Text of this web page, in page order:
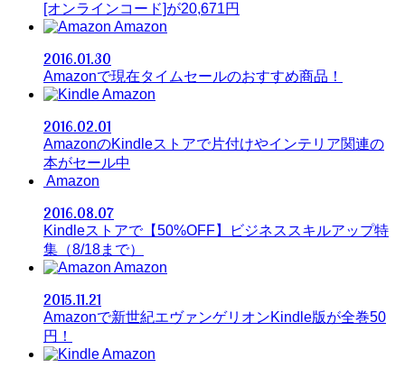
[オンラインコード]が20,671円
Amazon
2016.01.30
Amazonで現在タイムセールのおすすめ商品！
Amazon
2016.02.01
AmazonのKindleストアで片付けやインテリア関連の
本がセール中
Amazon
2016.08.07
Kindleストアで【50%OFF】ビジネススキルアップ特
集（8/18まで）
Amazon
2015.11.21
Amazonで新世紀エヴァンゲリオンKindle版が全巻50
円！
Amazon